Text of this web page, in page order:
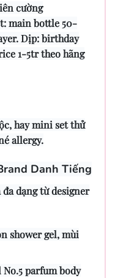
cường
main bottle 50-
Dịp: birthday
1-5tr theo hãng
hay mini set thử
allergy.
Danh Tiếng
dạng từ designer
shower gel, mùi
parfum body